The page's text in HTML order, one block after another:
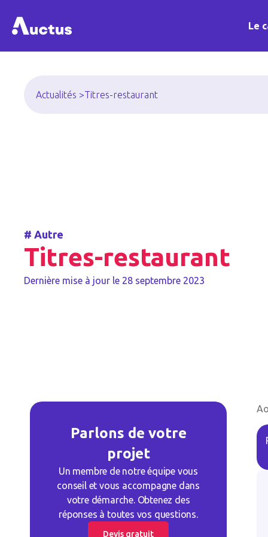
Le
Actualités >Titres-restaurant
# Autre
Titres-restaurant
Dernière mise à jour le 28 septembre 2023
Parlons de votre
projet
Un membre de notre équipe vous
conseil et vous accompagne dans
votre démarche. Obtenez des
réponses à toutes vos questions.
Devis gratuit